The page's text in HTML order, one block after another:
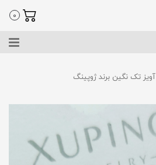
0
آویز تک نگین برند ژوپینگ